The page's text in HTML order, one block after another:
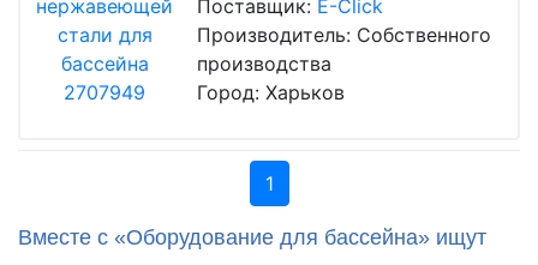
Поставщик: E-Click
Производитель: Собственного
производства
Город: Харьков
1
Вместе с «Оборудование для бассейна» ищут